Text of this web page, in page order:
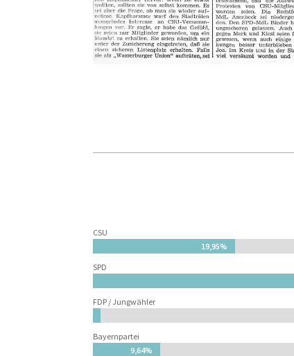
CSU
19,95%
19,95%
SPD
FDP / Jungwähler
Bayernpartei
9,64%
9,64%